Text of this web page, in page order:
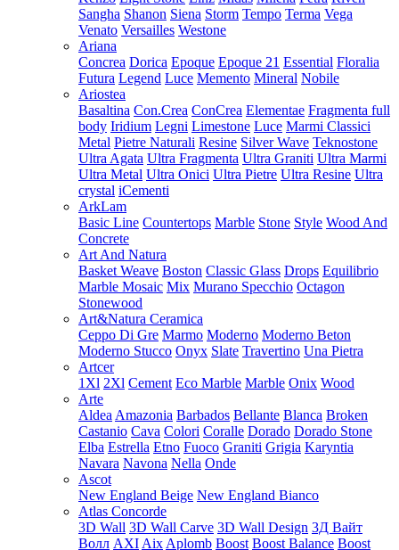
Sangha Shanon Siena Storm Tempo Terma Vega
Venato Versailles Westone
Ariana
Concrea Dorica Epoque Epoque 21 Essential Floralia
Futura Legend Luce Memento Mineral Nobile
Ariostea
Basaltina Con.Crea ConCrea Elementae Fragmenta full
body Iridium Legni Limestone Luce Marmi Classici
Metal Pietre Naturali Resine Silver Wave Teknostone
Ultra Agata Ultra Fragmenta Ultra Graniti Ultra Marmi
Ultra Metal Ultra Onici Ultra Pietre Ultra Resine Ultra
crystal iCementi
ArkLam
Basic Line Countertops Marble Stone Style Wood And
Concrete
Art And Natura
Basket Weave Boston Classic Glass Drops Equilibrio
Marble Mosaic Mix Murano Specchio Octagon
Stonewood
Art&Natura Ceramica
Ceppo Di Gre Marmo Moderno Moderno Beton
Moderno Stucco Onyx Slate Travertino Una Pietra
Artcer
1Xl 2Xl Cement Eco Marble Marble Onix Wood
Arte
Aldea Amazonia Barbados Bellante Blanca Broken
Castanio Cava Colori Coralle Dorado Dorado Stone
Elba Estrella Etno Fuoco Graniti Grigia Karyntia
Navara Navona Nella Onde
Ascot
New England Beige New England Bianco
Atlas Concorde
3D Wall 3D Wall Carve 3D Wall Design 3Д Вайт
Волл AXI Aix Aplomb Boost Boost Balance Boost